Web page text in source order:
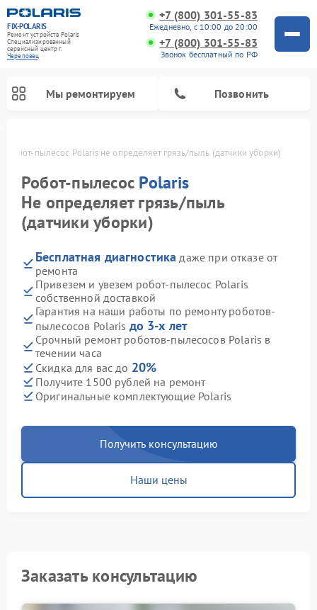
FIX-POLARIS
Ремонт устройств Polaris
Специализированный
cервисный центр г.
Череповец
+7 (800) 301-55-83
Ежедневно, с 10:00 до 20:00
+7 (800) 301-55-83
Звонок бесплатный по РФ
Мы ремонтируем Позвонить
Робот-пылесос Polaris не определяет грязь/пыль (датчики уборки)
Робот-пылесос Polaris
Не определяет грязь/пыль
(датчики уборки)
Бесплатная диагностика даже при отказе от
ремонта
Привезем и увезем робот-пылесос Polaris
собственной доставкой
Гарантия на наши работы по ремонту роботов-
пылесосов Polaris до 3-х лет
Срочный ремонт роботов-пылесосов Polaris в
течении часа
Скидка для вас до 20%
Получите 1500 рублей на ремонт
Оригинальные комплектующие Polaris
Получить консультацию
Наши цены
Заказать консультацию